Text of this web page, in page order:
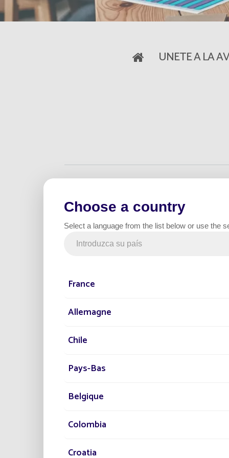
UNETE A LA
Este éxito es el resultado
Choose a country
Select a language from the list below or use the
France
Allemagne
Chile
Pays-Bas
Belgique
Colombia
Croatia